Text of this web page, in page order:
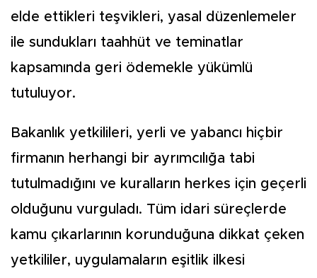
elde ettikleri teşvikleri, yasal düzenlemeler
ile sundukları taahhüt ve teminatlar
kapsamında geri ödemekle yükümlü
tutuluyor.
Bakanlık yetkilileri, yerli ve yabancı hiçbir
firmanın herhangi bir ayrımcılığa tabi
tutulmadığını ve kuralların herkes için geçerli
olduğunu vurguladı. Tüm idari süreçlerde
kamu çıkarlarının korunduğuna dikkat çeken
yetkililer, uygulamaların eşitlik ilkesi